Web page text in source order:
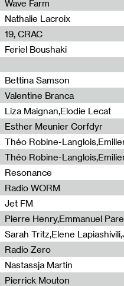
Wave Farm
Nathalie Lacroix
19, CRAC
Feriel Boushaki
Bettina Samson
Valentine Branca
Liza Maignan,Elodie Lecat
Esther Meunier Corfdyr
Resonance
Radio WORM
Jet FM
Pierre Henry,Emmanuel
Radio Zero
Nastassja Martin
Pierrick Mouton